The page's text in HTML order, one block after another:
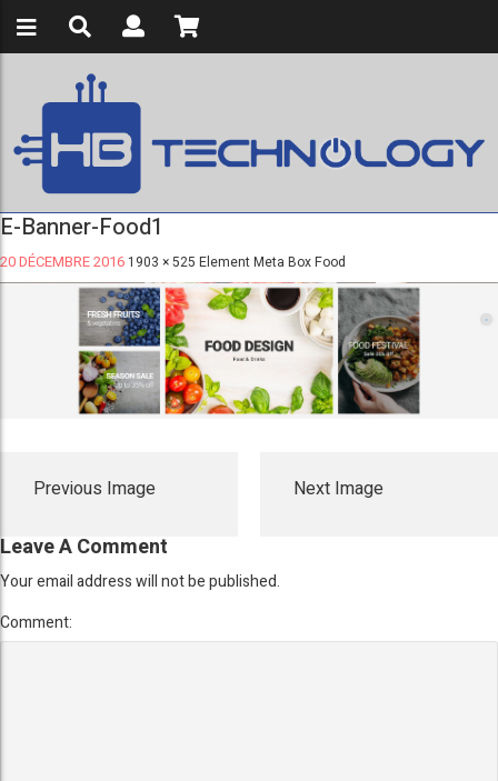
E-Banner-Food1
20 DÉCEMBRE 2016 1903 × 525 Element Meta Box Food
Previous Image Next Image
Leave A Comment
Your email address will not be published.
Comment: